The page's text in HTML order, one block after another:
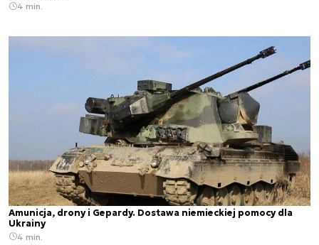
4 min.
Amunicja, drony i Gepardy. Dostawa niemieckiej pomocy dla
Ukrainy
4 min.